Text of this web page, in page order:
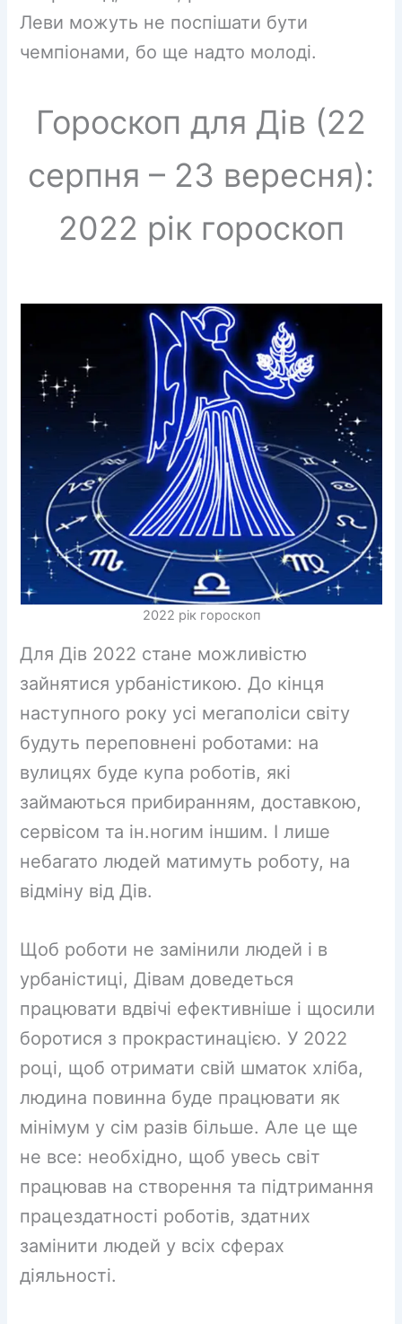
Леви можуть не поспішати бути
чемпіонами, бо ще надто молоді.
Гороскоп для Дів (22
серпня – 23 вересня):
2022 рік гороскоп
2022 рік гороскоп
Для Дів 2022 стане можливістю
зайнятися урбаністикою. До кінця
наступного року усі мегаполіси світу
будуть переповнені роботами: на
вулицях буде купа роботів, які
займаються прибиранням, доставкою,
сервісом та ін.ногим іншим. І лише
небагато людей матимуть роботу, на
відміну від Дів.
Щоб роботи не замінили людей і в
урбаністиці, Дівам доведеться
працювати вдвічі ефективніше і щосили
боротися з прокрастинацією. У 2022
році, щоб отримати свій шматок хліба,
людина повинна буде працювати як
мінімум у сім разів більше. Але це ще
не все: необхідно, щоб увесь світ
працював на створення та підтримання
працездатності роботів, здатних
замінити людей у ​​всіх сферах
діяльності.